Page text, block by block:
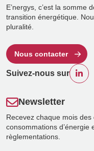
E’nergys, c’est la somme
transition énergétique.
pluralité.
Nous contacter
Suivez-nous sur
Newsletter
Recevez chaque mois
consommations d’énergie
règlementations.